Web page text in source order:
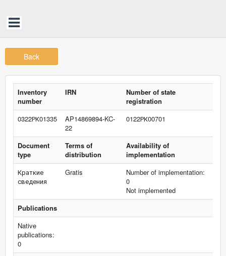
Back
Inventory
number
IRN
Number of state
registration
0322РК01335
AP14869894-KC-
22
0122РК00701
Document
type
Terms of
distribution
Availability of
implementation
Краткие
сведения
Gratis
Number of implementation:
0
Not implemented
Publications
Native
publications:
0